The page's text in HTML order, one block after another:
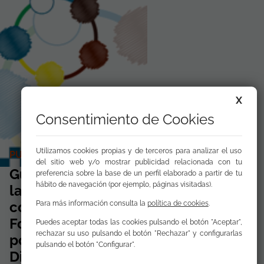
PUBLICACIONES EN COLABORACIÓN
Guía para la Gestión Policial de
la Diversidad Programa de
colaboración de la Open Society
Foundations con la Plataforma
por la Gestión policial de la
Diversidad
X
Consentimiento de Cookies
Utilizamos cookies propias y de terceros para analizar el uso
del sitio web y/o mostrar publicidad relacionada con tu
preferencia sobre la base de un perfil elaborado a partir de tu
hábito de navegación (por ejemplo, páginas visitadas).
Para más información consulta la política de cookies.
Puedes aceptar todas las cookies pulsando el botón "Aceptar",
rechazar su uso pulsando el botón "Rechazar" y configurarlas
pulsando el botón "Configurar".